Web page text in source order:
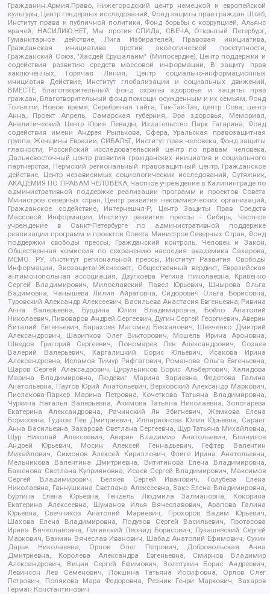
Гражданин.Армия.Право, Нижегородский центр немецкой и европейской
культуры, Центр гендерных исследований, Фонд защиты прав граждан Штаб,
Институт права и публичной политики, Фонд борьбы с коррупцией, Альянс
врачей, НАСИЛИЮ.НЕТ, Мы против СПИДа, СВЕЧА, Открытый Петербург,
Гуманитарное действие, Лига Избирателей, Правовая инициатива,
Гражданская инициатива против экологической преступности,
Гражданский Союз, "Хасдей Ерушалаим" (Милосердие), Центр поддержки и
содействия развитию средств массовой информации, В защиту прав
заключенных, Горячая Линия, Центр социально-информационных
инициатив Действие, Институт глобализации и социальных движений,
ВМЕСТЕ, Благотворительный фонд охраны здоровья и защиты прав
граждан, Благотворительный фонд помощи осужденным и их семьям, Фонд
Тольятти, Новое время, Серебряная тайга, Так-Так-Так, центр Сова, центр
Анна, Проект Апрель, Самарская губерния, Эра здоровья, Мемориал,
Аналитический Центр Юрия Левады, Издательство Парк Гагарина, Фонд
содействия имени Андрея Рылькова, Сфера, Уральская правозащитная
группа, Женщины Евразии, СИБАЛЬТ, Институт прав человека, Фонд защиты
гласности, Российский исследовательский центр по правам человека,
Дальневосточный центр развития гражданских инициатив и социального
партнерства, Пермский региональный правозащитный центр, Гражданское
действие, Центр независимых социологических исследований, Сутяжник,
АКАДЕМИЯ ПО ПРАВАМ ЧЕЛОВЕКА, Частное учреждение в Калининграде по
административной поддержке реализации программ и проектов Совета
Министров северных стран, Центр развития некоммерческих организаций,
Гражданское содействие, Интернешнл-Р, Центр Защиты Прав Средств
Массовой Информации, Институт развития прессы - Сибирь, Частное
учреждение в Санкт-Петербурге по административной поддержке
реализации программ и проектов Совета Министров Северных Стран, Фонд
поддержки свободы прессы, Гражданский контроль, Человек и Закон,
Общественная комиссия по сохранению наследия академика Сахарова,
МЕМО. РУ, Институт региональной прессы, Институт Развития Свободы
Информации, Экозащита!-Женсовет, Общественный вердикт, Евразийская
антимонопольная ассоциация, Дзугкоева Регина Николаевна, Кривенко
Сергей Владимирович, Милославский Павел Юрьевич, Шнырова Ольга
Вадимовна, Чанышева Лилия Айратовна, Сидорович Ольга Борисовна,
Туровский Александр Алексеевич, Васильева Анастасия Евгеньевна, Ривина
Анна Валерьевна, Бурдина Юлия Владимировна, Бойко Анатолий
Николаевич, Пивоваров Андрей Сергеевич, Дугин Сергей Георгиевич, Аверин
Виталий Евгеньевич, Барахоев Магомед Бекханович, Шевченко Дмитрий
Александрович, Шарипков Олег Викторович, Мошель Ирина Ароновна,
Шведов Григорий Сергеевич, Пономарев Лев Александрович, Созаев
Валерий Валерьевич, Каргалицкий Борис Юльевич, Исакова Ирина
Александровна, Исламов Тимур Рифгатович, Романова Ольга Евгеньевна,
Щаров Сергей Алексадрович, Цирульников Борис Альбертович, Халидова
Марина Владимировна, Людевиг Марина Зариевна, Федотова Галина
Анатольевна, Паутов Юрий Анатольевич, Верховский Александр Маркович,
Пислакова-Паркер Марина Петровна, Кочеткова Татьяна Владимировна,
Чуркина Наталья Валерьевна, Акимова Татьяна Николаевна, Золотарева
Екатерина Александровна, Рачинский Ян Збигневич, Жемкова Елена
Борисовна, Гудков Лев Дмитриевич, Илларионова Юлия Юрьевна, Саранг
Анна Васильевна, Захарова Светлана Сергеевна, Щур Татьяна Михайловна,
Щур Николай Алексеевич, Аверин Владимир Анатольевич, Блинушов
Андрей Юрьевич, Мосин Алексей Геннадьевич, Гефтер Валентин
Михайлович, Симонов Алексей Кириллович, Флиге Ирина Анатольевна,
Мельникова Валентина Дмитриевна, Вититинова Елена Владимировна,
Баженова Светлана Куприяновна, Исаев Сергей Владимирович, Максимов
Сергей Владимирович, Беляев Сергей Иванович, Голубева Елена
Николаевна, Ганнушкина Светлана Алексеевна, Закс Елена Владимировна,
Буртина Елена Юрьевна, Гендель Людмила Залмановна, Кокорина
Екатерина Алексеевна, Шуманов Илья Вячеславович, Арапова Галина
Юрьевна, Свечников Анатолий Мариевич, Прохоров Вадим Юрьевич,
Шахова Елена Владимировна, Подузов Сергей Васильевич, Протасова
Ирина Вячеславовна, Литинский Леонид Борисович, Лукашевский Сергей
Маркович, Бахмин Вячеслав Иванович, Шабад Анатолий Ефимович, Сухих
Дарья Николаевна, Орлов Олег Петрович, Добровольская Анна
Дмитриевна, Королева Александра Евгеньевна, Смирнов Владимир
Александрович, Вицин Сергей Ефимович, Золотухин Борис Андреевич,
Левинсон Лев Семенович, Локшина Татьяна Иосифовна, Орлов Олег
Петрович, Полякова Мара Федоровна, Резник Генри Маркович, Захаров
Герман Константинович